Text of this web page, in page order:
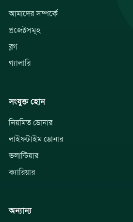
আমাদের সম্পর্কে
প্রজেক্টসমূহ
ব্লগ
গ্যালারি
সংযুক্ত হোন
নিয়মিত ডোনার
লাইফটাইম ডোনার
ভলান্টিয়ার
ক্যারিয়ার
অন্যান্য